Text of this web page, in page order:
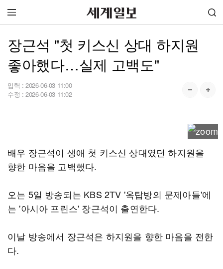
장근석 "첫 키스신 상대 하지원
좋아했다…실제 고백도"
입력 : 2026-06-03 11:00
수정 : 2026-06-03 11:02
배우 장근석이 생애 첫 키스신 상대였던 하지원을
향한 마음을 고백했다.
오는 5일 방송되는 KBS 2TV '옥탑방의 문제아들'에
는 '아시아 프린스' 장근석이 출연한다.
이날 방송에서 장근석은 하지원을 향한 마음을 전한
다.